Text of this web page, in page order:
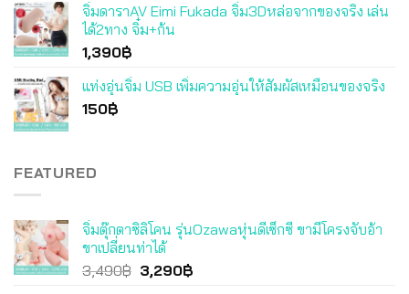
จิ๋มดาราAV Eimi Fukada จิ๋ม3Dหล่อจากของจริง เล่น
ได้2ทาง จิ๋ม+ก้น
1,390฿
แท่งอุ่นจิ๋ม USB เพิ่มความอุ่นให้สัมผัสเหมือนของจริง
150฿
FEATURED
จิ๋มตุ๊กตาซิลิโคน รุ่นOzawaหุ่นดีเซ็กซี่ ขามีโครงจับอ้า
ขาเปลี่ยนท่าได้
3,490฿ Original
3,290฿Current